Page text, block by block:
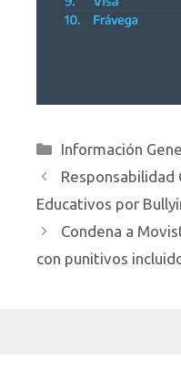
Categorías
Información
Educativos por
Condena a
con punitivos